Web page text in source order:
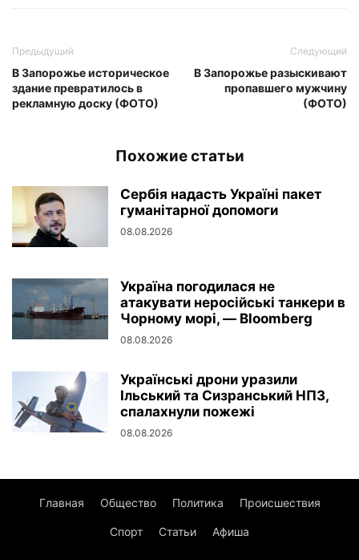
Предыдущий
В Запорожье историческое
здание превратилось в
рекламную доску (ФОТО)
Следующий
В Запорожье разыскивают
пропавшего мужчину
(ФОТО)
Похожие статьи
Сербія надасть Україні пакет
гуманітарної допомоги
08.08.2026
Україна погодилася не
атакувати неросійські танкери в
Чорному морі, — Bloomberg
08.08.2026
Українські дрони уразили
Ільський та Сизранський НПЗ,
спалахнули пожежі
08.08.2026
Главная Общество Политика Происшествия
Спорт Статьи Афиша